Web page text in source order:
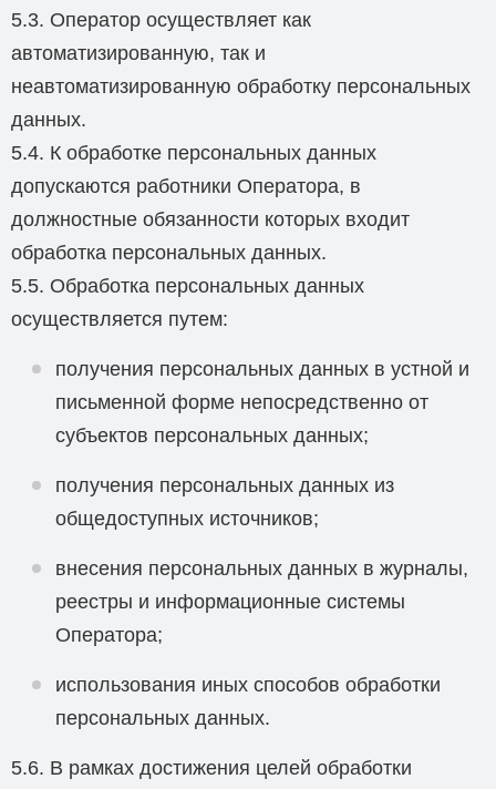
5.3. Оператор осуществляет как
автоматизированную, так и
неавтоматизированную обработку персональных
данных.
5.4. К обработке персональных данных
допускаются работники Оператора, в
должностные обязанности которых входит
обработка персональных данных.
5.5. Обработка персональных данных
осуществляется путем:
получения персональных данных в устной и
письменной форме непосредственно от
субъектов персональных данных;
получения персональных данных из
общедоступных источников;
внесения персональных данных в журналы,
реестры и информационные системы
Оператора;
использования иных способов обработки
персональных данных.
5.6. В рамках достижения целей обработки